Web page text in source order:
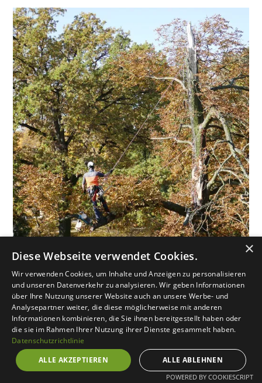
Unsere Baumdienstleistungen
Für Privatkunden,
Hausverwaltungen und
Geschäftskunden
Wir bieten umfassende Baumdienstleistungen für
×
Diese Webseite verwendet Cookies.
Wir verwenden Cookies, um Inhalte und Anzeigen zu personalisieren
und unseren Datenverkehr zu analysieren. Wir geben Informationen
über Ihre Nutzung unserer Website auch an unsere Werbe- und
Analysepartner weiter, die diese möglicherweise mit anderen
Informationen kombinieren, die Sie ihnen bereitgestellt haben oder
die sie im Rahmen Ihrer Nutzung ihrer Dienste gesammelt haben.
Datenschutzrichtlinie
ALLE AKZEPTIEREN
ALLE ABLEHNEN
POWERED BY COOKIESCRIPT